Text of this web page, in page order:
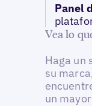
Panel
Vea lo
Haga un
su
un